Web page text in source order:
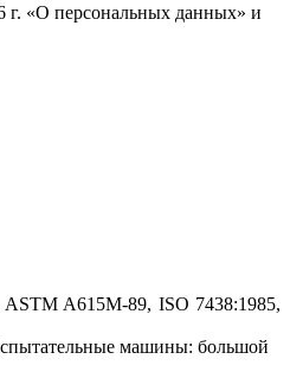
г. «О персональных данных» и
ASTM A615M-89, ISO 7438:1985,
машины: большой